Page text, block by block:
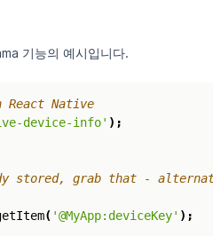
기능의 예시입니다.
device-info' );
( '@MyApp:deviceKey' );